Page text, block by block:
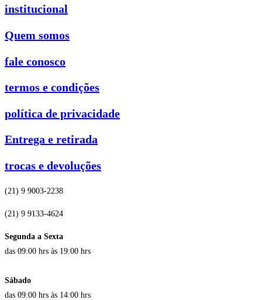
institucional
Quem somos
fale conosco
termos e condições
política de privacidade
Entrega e retirada
trocas e devoluções
(21) 9 9003-2238
(21) 9 9133-4624
Segunda a Sexta
das 09:00 hrs às 19:00 hrs
Sábado
das 09:00 hrs às 14:00 hrs